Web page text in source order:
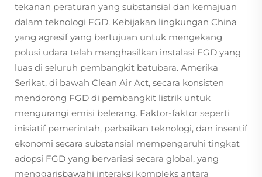
tekanan peraturan yang substansial dan kemajuan
dalam teknologi FGD. Kebijakan lingkungan China
yang agresif yang bertujuan untuk mengekang
polusi udara telah menghasilkan instalasi FGD yang
luas di seluruh pembangkit batubara. Amerika
Serikat, di bawah Clean Air Act, secara konsisten
mendorong FGD di pembangkit listrik untuk
mengurangi emisi belerang. Faktor-faktor seperti
inisiatif pemerintah, perbaikan teknologi, dan insentif
ekonomi secara substansial mempengaruhi tingkat
adopsi FGD yang bervariasi secara global, yang
menggarisbawahi interaksi kompleks antara